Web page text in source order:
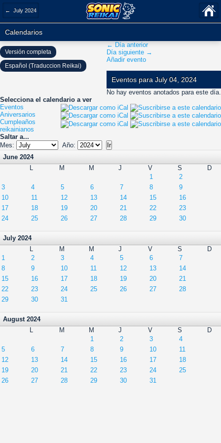
← July 2024
Calendarios
← Día anterior
Día siguiente →
Añadir evento
Eventos para July 04, 2024
No hay eventos anotados para este día.
Selecciona el calendario a ver
Eventos
Aniversarios
Cumpleaños
reikainianos
Saltar a...
Mes:
Año:
June 2024
L
M M J V S
D
1
2
3
4 5 6 7 8
9
10
11 12 13 14 15
16
17
18 19 20 21 22
23
24
25 26 27 28 29 30
July 2024
L
M M J V S
D
1
2 3 4 5 6
7
8
9 10 11 12 13
14
15
16 17 18 19 20
21
22
23 24 25 26 27
28
29
30 31
August 2024
L
M M J V S
D
1
2 3
4
5
6 7 8 9 10
11
12
13 14 15 16 17
18
19
20 21 22 23 24
25
26
27 28 29 30 31
Versión completa
Español (Traduccion Reikai)